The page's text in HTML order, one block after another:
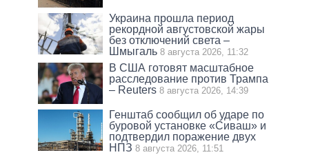
Украина прошла период
рекордной августовской жары
без отключений света –
Шмыгаль 8 августа 2026, 11:32
В США готовят масштабное
расследование против Трампа
– Reuters 8 августа 2026, 14:39
Генштаб сообщил об ударе по
буровой установке «Сиваш» и
подтвердил поражение двух
НПЗ 8 августа 2026, 11:51